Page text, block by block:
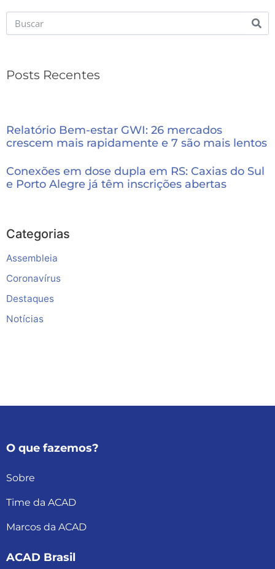
Posts Recentes
Relatório Bem-estar GWI: 26 mercados
crescem mais rapidamente e 7 são mais lentos
Conexões em dose dupla em RS: Caxias do Sul
e Porto Alegre já têm inscrições abertas
Categorias
Assembleia
Coronavírus
Destaques
Notícias
O que fazemos?
Sobre
Time da ACAD
Marcos da ACAD
ACAD Brasil